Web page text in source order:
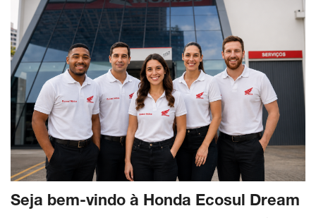
Seja bem-vindo à Honda Ecosul Dream